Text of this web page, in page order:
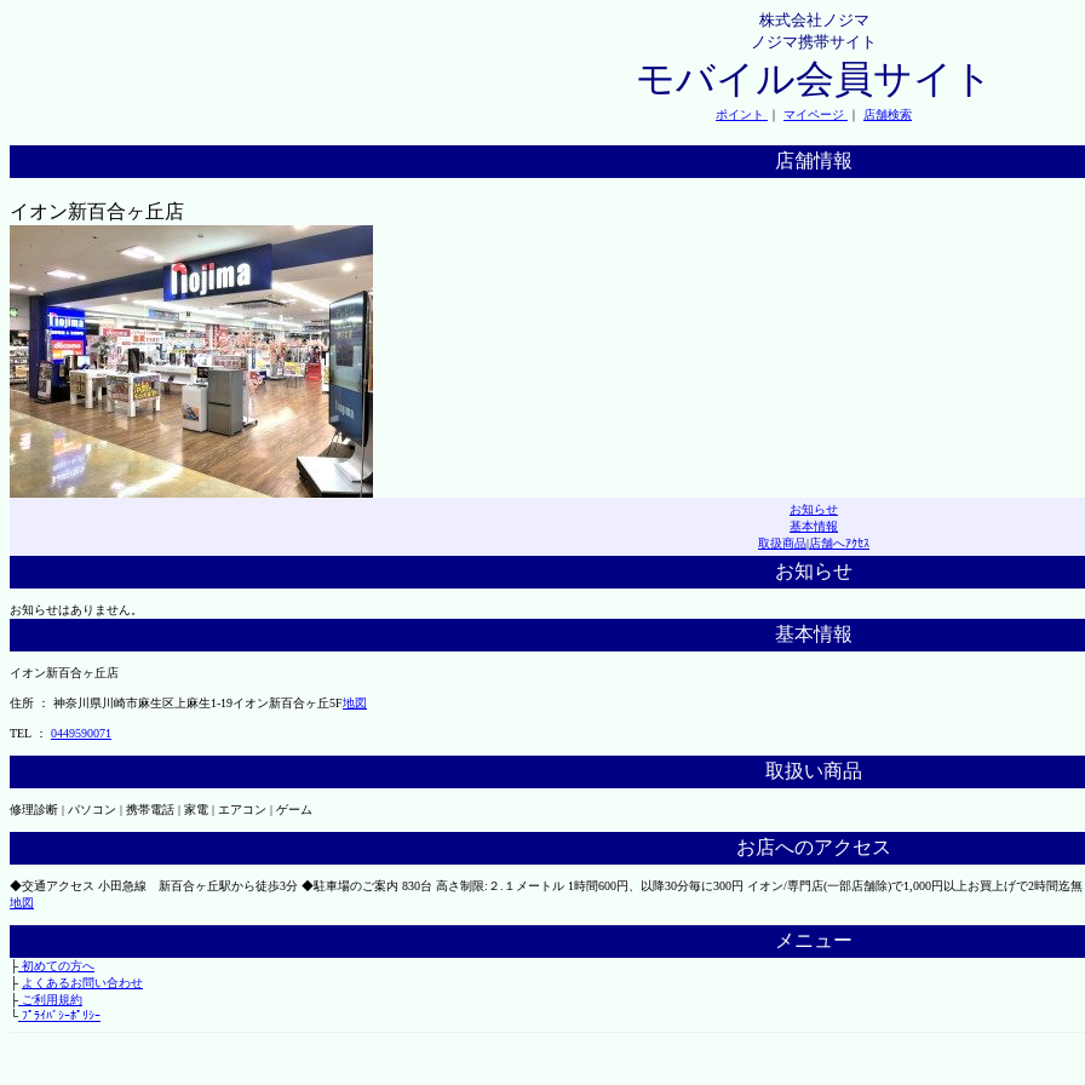
株式会社ノジマ
ノジマ携帯サイト
モバイル会員サイト
ポイント ｜ マイページ ｜ 店舗検索
店舗情報
イオン新百合ヶ丘店
お知らせ
基本情報
取扱商品|店舗へｱｸｾｽ
お知らせ
お知らせはありません。
基本情報
イオン新百合ヶ丘店
住所 ： 神奈川県川崎市麻生区上麻生1-19イオン新百合ヶ丘5F地図
TEL ： 0449590071
取扱い商品
修理診断 | パソコン | 携帯電話 | 家電 | エアコン | ゲーム
お店へのアクセス
◆交通アクセス 小田急線 新百合ヶ丘駅から徒歩3分 ◆駐車場のご案内 830台 高さ制限:２.１メートル 1時間600円、以降30分毎に300円 イオン/専門店(一部店舗除)で1,000円以上お買上げで2時間迄無
地図
メニュー
├初めての方へ
├ よくあるお問い合わせ
├ご利用規約
└ﾌﾟﾗｲﾊﾞｼｰﾎﾟﾘｼｰ